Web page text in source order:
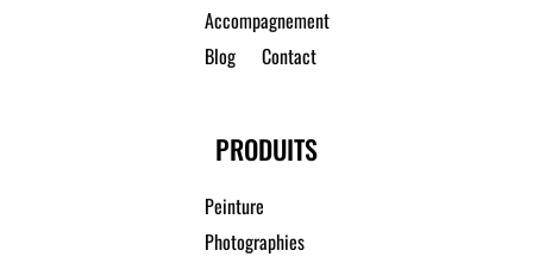
Accompagnement
Blog
Contact
PRODUITS
Peinture
Photographies